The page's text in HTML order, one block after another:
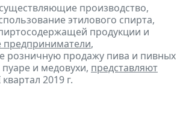
производство,
этилового спирта,
продукции и
предприниматели,
розничную продажу пива и пивных
и медовухи, представляют
2019 г.